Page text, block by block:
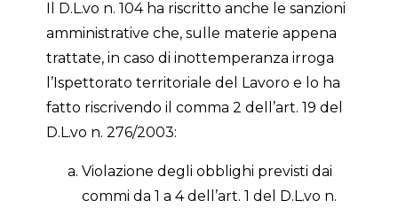
Il D.L.vo n. 104 ha riscritto anche le sanzioni
amministrative che, sulle materie appena
trattate, in caso di inottemperanza irroga
l’Ispettorato territoriale del Lavoro e lo ha
fatto riscrivendo il comma 2 dell’art. 19 del
D.L.vo n. 276/2003:
Violazione degli obblighi previsti dai
commi da 1 a 4 dell’art. 1 del D.L.vo n.